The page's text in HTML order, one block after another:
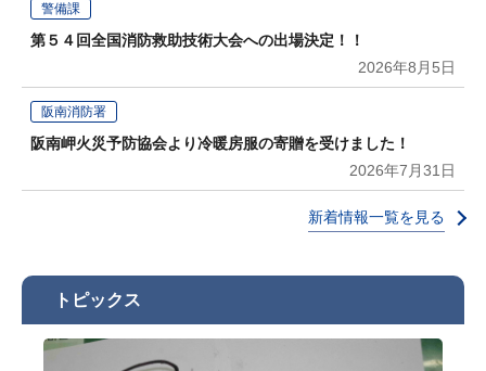
警備課
第５４回全国消防救助技術大会への出場決定！！
2026年8月5日
阪南消防署
阪南岬火災予防協会より冷暖房服の寄贈を受けました！
2026年7月31日
新着情報一覧を見る
トピックス